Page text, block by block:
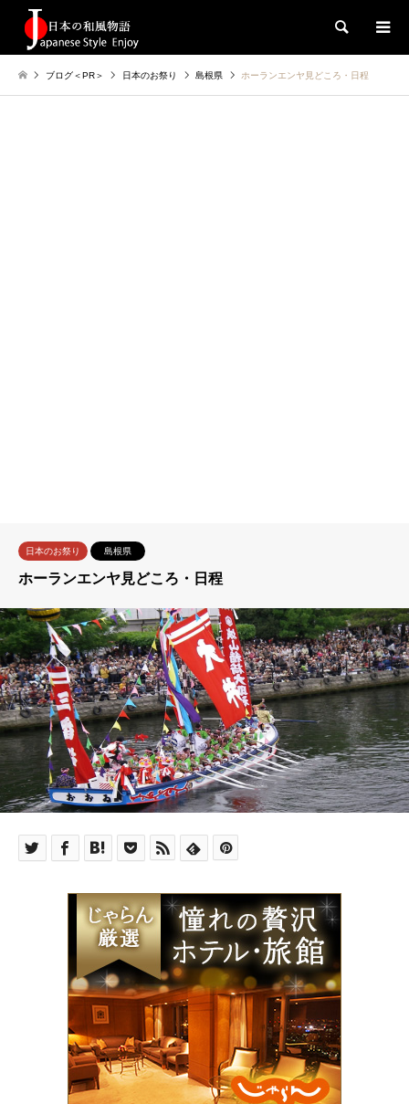
検索
ブログ＜PR＞ 日本のお祭り 島根県 ホーランエンヤ見どころ・日程
日本のお祭り 島根県
ホーランエンヤ見どころ・日程